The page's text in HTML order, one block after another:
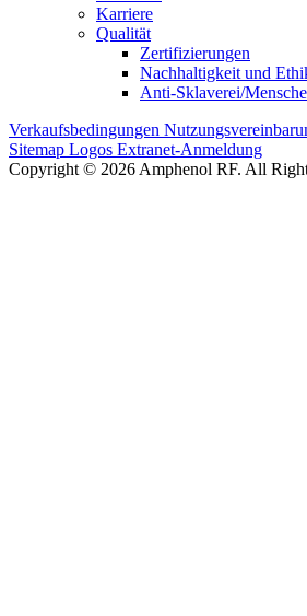
Karriere
Qualität
Zertifizierungen
Nachhaltigkeit und
Anti-Sklaverei/
Verkaufsbedingungen
Sitemap Logos Extranet-Anmeldung
Copyright © 2026 Amphenol RF. All